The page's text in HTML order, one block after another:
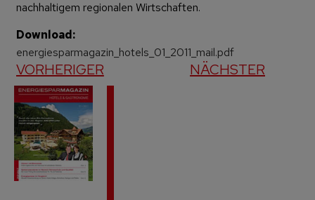
nachhaltigem regionalen Wirtschaften.
Download:
energiesparmagazin_hotels_01_2011_mail.pdf
VORHERIGER NÄCHSTER